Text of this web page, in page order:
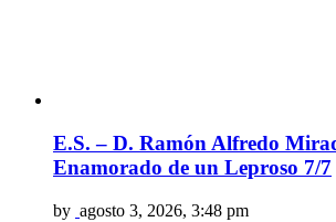
E.S. – D. Ramón Alfredo
Enamorado de un Leproso 7/7
by agosto 3, 2026, 3:48 pm